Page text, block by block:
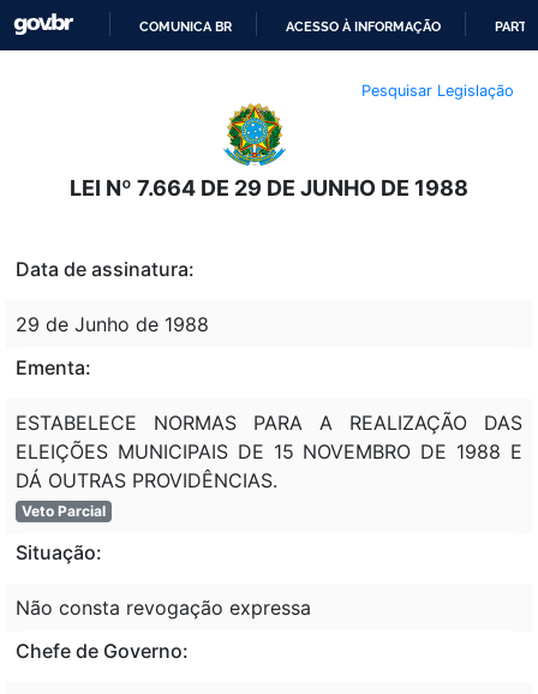
O
CONTEÚDO
COMUNICA BR ACESSO À INFORMAÇÃO
Pesquisar Legislação
LEI Nº 7.664 DE 29 DE JUNHO DE 1988
Data de assinatura:
29 de Junho de 1988
Ementa:
ESTABELECE NORMAS PARA A REALIZAÇÃO DAS
ELEIÇÕES MUNICIPAIS DE 15 NOVEMBRO DE 1988 E
DÁ OUTRAS PROVIDÊNCIAS.
Veto Parcial
Situação:
Não consta revogação expressa
Chefe de Governo: